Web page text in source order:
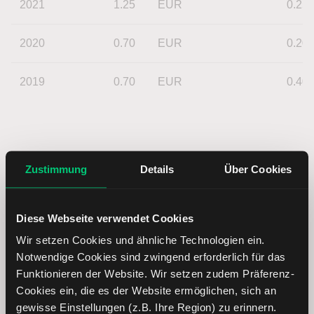
Zustimmung Details Über Cookies
Diese Webseite verwendet Cookies
Wir setzen Cookies und ähnliche Technologien ein.
Notwendige Cookies sind zwingend erforderlich für das
Funktionieren der Website. Wir setzen zudem Präferenz-
Cookies ein, die es der Website ermöglichen, sich an
gewisse Einstellungen (z.B. Ihre Region) zu erinnern.
2021 1.25 EUR 0.25
2020 0.70 EUR 0.20
2019 0.70 EUR 0.40